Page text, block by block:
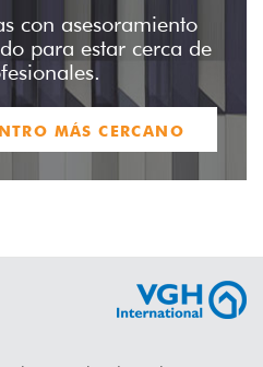
con asesoramiento
para estar cerca de
MÁS CERCANO